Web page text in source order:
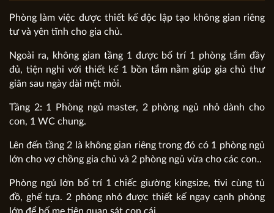
Phòng làm việc được thiết kế độc lập tạo không gian riêng
tư và yên tĩnh cho gia chủ.
Ngoài ra, không gian tầng 1 được bố trí 1 phòng tắm đầy
đủ, tiện nghi với thiết kế 1 bồn tắm nằm giúp gia chủ thư
giãn sau ngày dài mệt mỏi.
Tầng 2: 1 Phòng ngủ master, 2 phòng ngủ nhỏ dành cho
con, 1 WC chung.
Lên đến tầng 2 là không gian riêng trong đó có 1 phòng ngủ
lớn cho vợ chồng gia chủ và 2 phòng ngủ vừa cho các con..
Phòng ngủ lớn bố trí 1 chiếc giường kingsize, tivi cùng tủ
đồ, ghế tựa. 2 phòng nhỏ được thiết kế ngay cạnh phòng
lớn để bố mẹ tiện quan sát con cái.